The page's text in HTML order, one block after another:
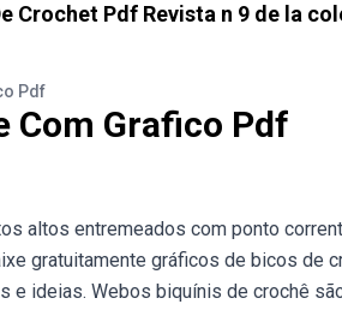
Crochet Pdf Revista n 9 de la
Pdf
Com Grafico Pdf
altos entremeados com ponto
gratuitamente gráficos de bicos de
ideias. Webos biquínis de crochê